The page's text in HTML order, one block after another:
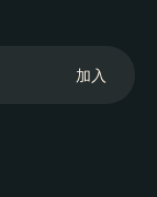
加入